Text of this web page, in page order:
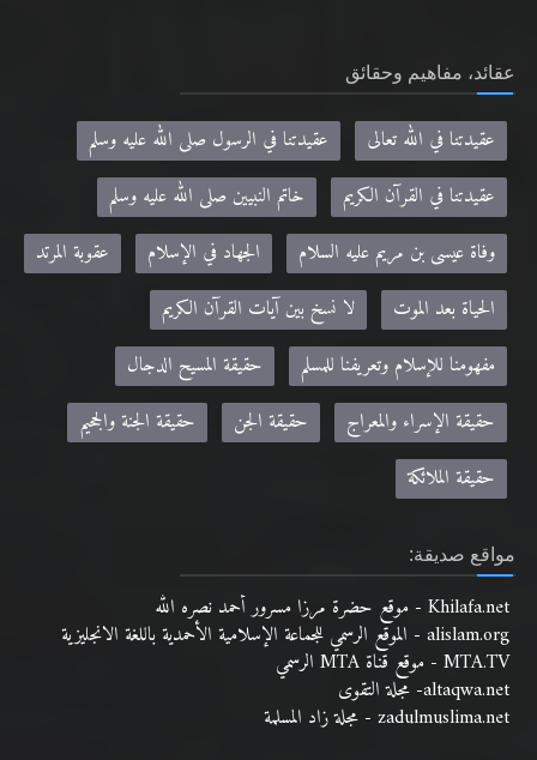
عقائد، مفاهيم وحقائق
عقيدتنا في الله تعالى
عقيدتنا في الرسول صلى الله عليه وسلم
عقيدتنا في القرآن الكريم
خاتم النبيين صلى الله عليه وسلم
وفاة عيسى بن مريم عليه السلام
الجهاد في الإسلام
عقوبة المرتد
الحياة بعد الموت
لا نسخ بين آيات القرآن الكريم
مفهومنا للإسلام وتعريفنا للمسلم
حقيقة المسيح الدجال
حقيقة الإسراء والمعراج
حقيقة الجن
حقيقة الجنة والجحيم
حقيقة الملائكة
مواقع صديقة:
Khilafa.net - موقع حضرة مرزا مسرور أحمد نصره الله
alislam.org - الموقع الرسمي للجماعة الإسلامية الأحمدية باللغة الانجليزية
MTA.TV - موقع قناة MTA الرسمي
altaqwa.net- مجلة التقوى
zadulmuslima.net - مجلة زاد المسلمة